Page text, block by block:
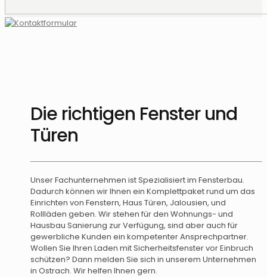
Die richtigen Fenster und
Türen
Unser Fachunternehmen ist Spezialisiert im Fensterbau.
Dadurch können wir Ihnen ein Komplettpaket rund um das
Einrichten von Fenstern, Haus Türen, Jalousien, und
Rollläden geben. Wir stehen für den Wohnungs- und
Hausbau Sanierung zur Verfügung, sind aber auch für
gewerbliche Kunden ein kompetenter Ansprechpartner.
Wollen Sie Ihren Laden mit Sicherheitsfenster vor Einbruch
schützen? Dann melden Sie sich in unserem Unternehmen
in Ostrach. Wir helfen Ihnen gern.